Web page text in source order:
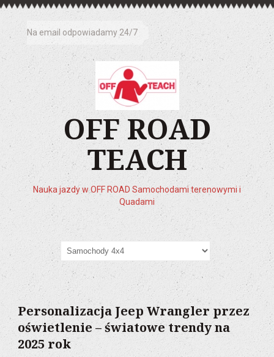
Na email odpowiadamy 24/7
OFF ROAD
TEACH
Nauka jazdy w OFF ROAD Samochodami terenowymi i
Quadami
Personalizacja Jeep Wrangler przez
oświetlenie – światowe trendy na
2025 rok